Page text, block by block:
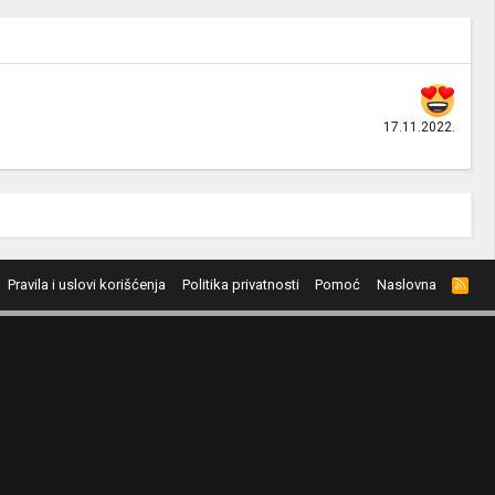
17.11.2022.
Pravila i uslovi korišćenja Politika privatnosti Pomoć Naslovna
R
S
S